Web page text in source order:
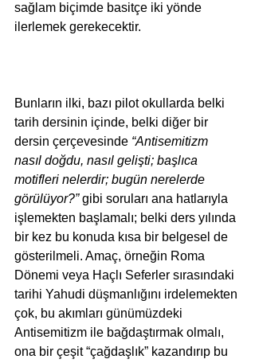
sağlam biçimde basitçe iki yönde
ilerlemek gerekecektir.
Bunların ilki, bazı pilot okullarda belki
tarih dersinin içinde, belki diğer bir
dersin çerçevesinde “Antisemitizm
nasıl doğdu, nasıl gelişti; başlıca
motifleri nelerdir; bugün nerelerde
görülüyor?” gibi soruları ana hatlarıyla
işlemekten başlamalı; belki ders yılında
bir kez bu konuda kısa bir belgesel de
gösterilmeli. Amaç, örneğin Roma
Dönemi veya Haçlı Seferler sırasındaki
tarihi Yahudi düşmanlığını irdelemekten
çok, bu akımları günümüzdeki
Antisemitizm ile bağdaştırmak olmalı,
ona bir çeşit “çağdaşlık” kazandırıp bu